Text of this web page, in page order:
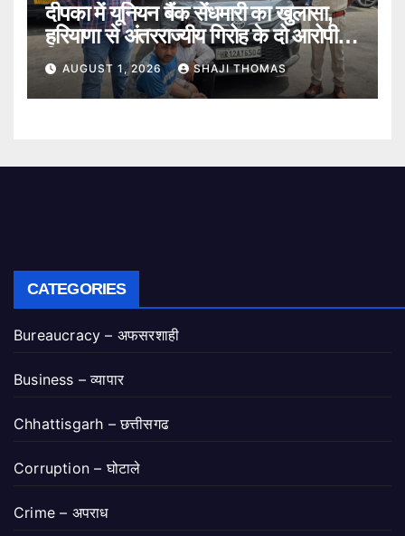
दीपका में यूनियन बैंक सेंधमारी का खुलासा,
हरियाणा से अंतरराज्यीय गिरोह के दो आरोपी
गिरफ्तार।
AUGUST 1, 2026 SHAJI THOMAS
CATEGORIES
Bureaucracy – अफसरशाही
Business – व्यापार
Chhattisgarh – छत्तीसगढ
Corruption – घोटाले
Crime – अपराध